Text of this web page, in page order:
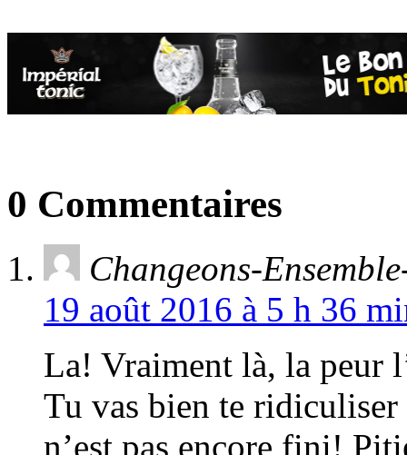
0 Commentaires
Changeons-
19 août 2016 à 5 h 36
La! Vraiment là, la peur
Tu vas bien te ridiculiser
n’est pas encore fini!